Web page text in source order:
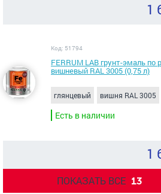
1
Код: 51794
FERRUM LAB грунт-эмаль по
вишневый RAL 3005 (0,75 л)
глянцевый вишня RAL 3005
Есть в наличии
1
ПОКАЗАТЬ ВСЕ 13